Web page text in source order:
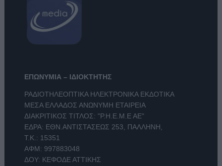
ΕΠΩΝΥΜΙΑ – ΙΔΙΟΚΤΗΤΗΣ
ΡΑΔΙΟΤΗΛΕΟΠΤΙΚΑ ΗΛΕΚΤΡΟΝΙΚΑ ΕΚΔΟΤΙΚΑ
ΜΕΣΑ ΕΛΛΑΔΟΣ ΑΝΩΝΥΜΗ ΕΤΑΙΡΕΙΑ
ΔΙΑΚΡΙΤΙΚΟΣ ΤΙΤΛΟΣ: "Ρ.Η.Ε.Μ.Ε ΑΕ"
ΕΔΡΑ: ΕΘΝ.ΑΝΤΙΣΤΑΣΕΩΣ 253, ΠΑΛΛΗΝΗ,
Τ.Κ.: 15351
ΑΦΜ: 997883048
ΔΟΥ: ΚΕΦΟΔΕ ΑΤΤΙΚΗΣ